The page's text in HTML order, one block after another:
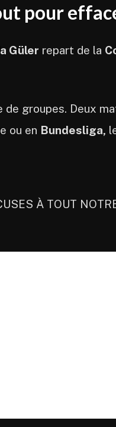
pour
Güler repart de la
groupes. Deux
ou en Bundesliga,
À TOUT